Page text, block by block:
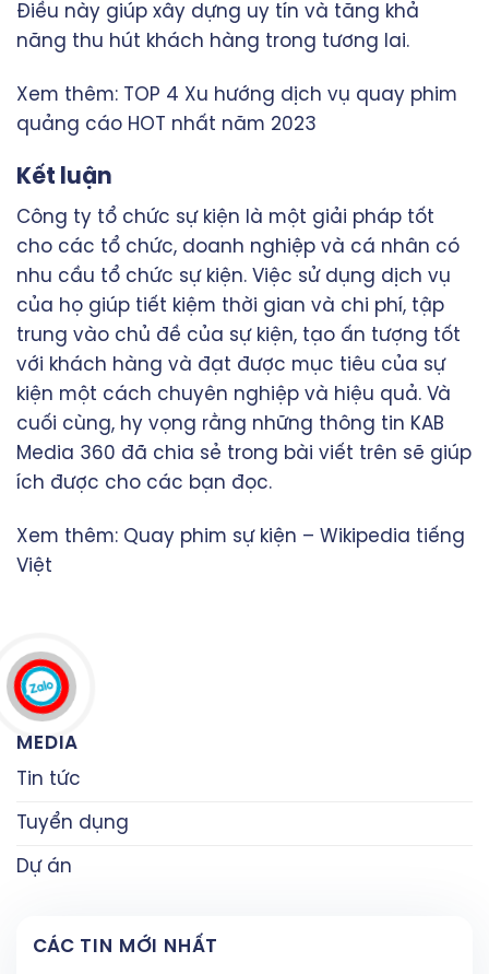
Điều này giúp xây dựng uy tín và tăng khả
năng thu hút khách hàng trong tương lai.
Xem thêm: TOP 4 Xu hướng dịch vụ quay phim
quảng cáo HOT nhất năm 2023
Kết luận
Công ty tổ chức sự kiện là một giải pháp tốt
cho các tổ chức, doanh nghiệp và cá nhân có
nhu cầu tổ chức sự kiện. Việc sử dụng dịch vụ
của họ giúp tiết kiệm thời gian và chi phí, tập
trung vào chủ đề của sự kiện, tạo ấn tượng tốt
với khách hàng và đạt được mục tiêu của sự
kiện một cách chuyên nghiệp và hiệu quả. Và
cuối cùng, hy vọng rằng những thông tin KAB
Media 360 đã chia sẻ trong bài viết trên sẽ giúp
ích được cho các bạn đọc.
Xem thêm: Quay phim sự kiện – Wikipedia tiếng
Việt
MEDIA
Tin tức
Tuyển dụng
Dự án
CÁC TIN MỚI NHẤT